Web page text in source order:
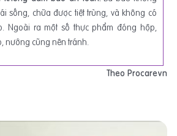
sống, chữa được tiệt trùng, và không có
Ngoài ra một số thực phẩm đóng hộp,
nướng cũng nên tránh.
Theo Procarevn